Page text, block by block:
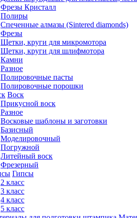
Фрезы Кристалл
Полиры
Спеченные алмазы (Sintered diamonds)
Фрезы
Щетки, круги для микромотора
Щетки, круги для шлифмотора
Камни
Разное
Полировочные пасты
Полировочные порошки
Воск
Прикусной воск
Разное
Восковые шаблоны и заготовки
Базисный
Моделировочный
Погружной
Литейный воск
Фрезерный
Гипсы
2 класс
3 класс
4 класс
5 класс